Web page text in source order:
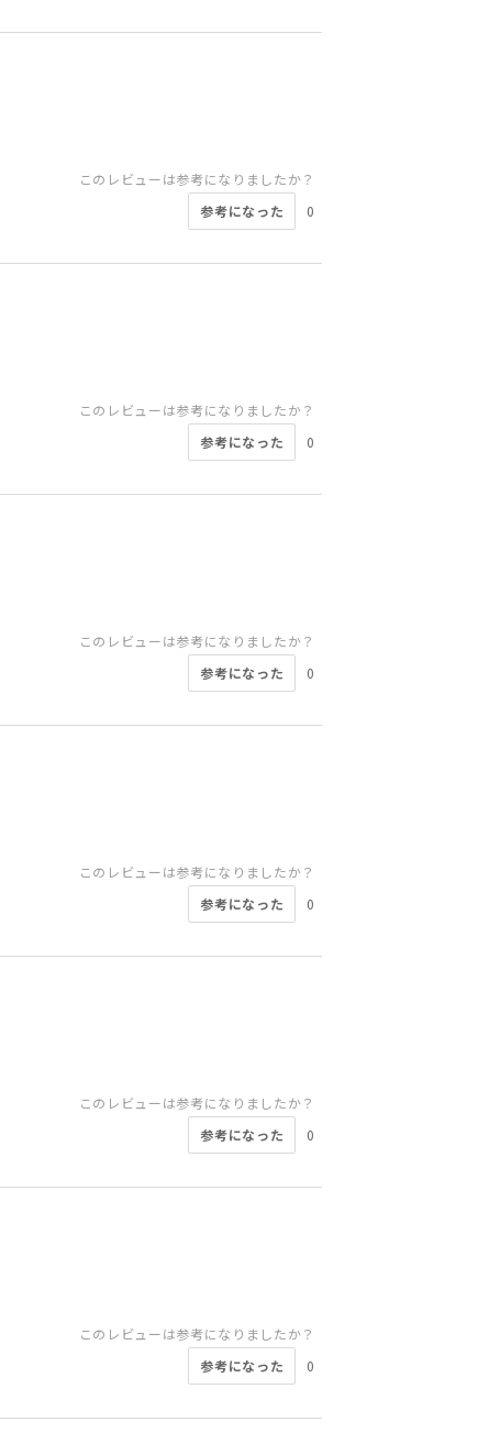
このレビューは参考になりましたか？
参考になった
0
このレビューは参考になりましたか？
参考になった
0
このレビューは参考になりましたか？
参考になった
0
このレビューは参考になりましたか？
参考になった
0
このレビューは参考になりましたか？
参考になった
0
このレビューは参考になりましたか？
参考になった
0